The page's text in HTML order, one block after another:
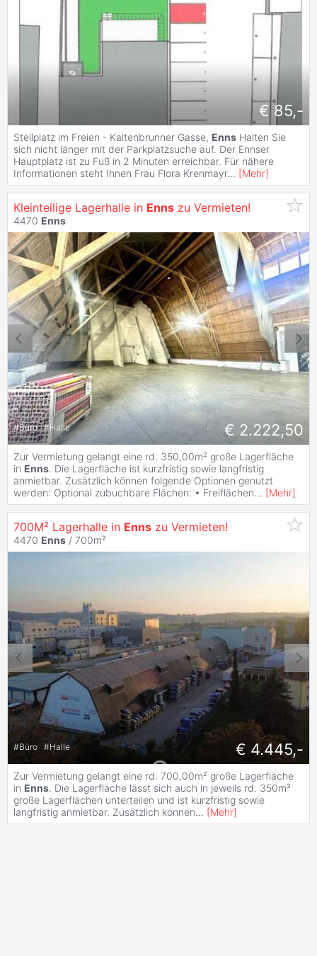
€ 85,-
Stellplatz im Freien - Kaltenbrunner Gasse, Enns Halten Sie
sich nicht länger mit der Parkplatzsuche auf. Der Ennser
Hauptplatz ist zu Fuß in 2 Minuten erreichbar. Für nähere
Informationen steht Ihnen Frau Flora Krenmayr... [Mehr]
Kleinteilige Lagerhalle in Enns zu Vermieten!
4470 Enns
#Büro #Halle € 2.222,50
Zur Vermietung gelangt eine rd. 350,00m² große Lagerfläche
in Enns. Die Lagerfläche ist kurzfristig sowie langfristig
anmietbar. Zusätzlich können folgende Optionen genutzt
werden: Optional zubuchbare Flächen: • Freiflächen... [Mehr]
700M² Lagerhalle in Enns zu Vermieten!
4470 Enns / 700m²
#Büro #Halle € 4.445,-
Zur Vermietung gelangt eine rd. 700,00m² große Lagerfläche
in Enns. Die Lagerfläche lässt sich auch in jeweils rd. 350m²
große Lagerflächen unterteilen und ist kurzfristig sowie
langfristig anmietbar. Zusätzlich können... [Mehr]